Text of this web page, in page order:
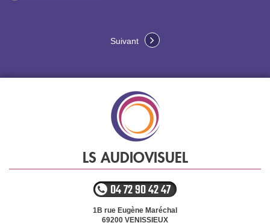
Suivant
LS AUDIOVISUEL
04 72 90 42 47
1B rue Eugène Maréchal
69200 VENISSIEUX